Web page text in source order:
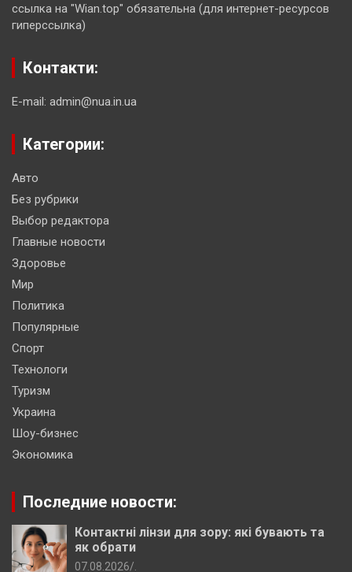
ссылка на "Wian.top" обязательна (для интернет-ресурсов
гиперссылка)
Контакти:
E-mail: admin@nua.in.ua
Категории:
Авто
Без рубрики
Выбор редактора
Главные новости
Здоровье
Мир
Политика
Популярные
Спорт
Технологи
Туризм
Украина
Шоу-бизнес
Экономика
Последние новости:
Контактні лінзи для зору: які бувають та
як обрати
07.08.2026